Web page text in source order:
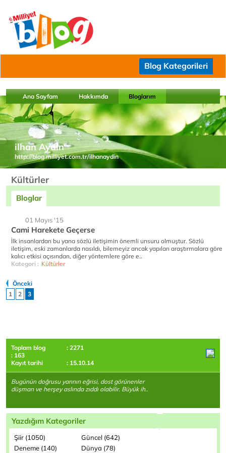
Blog Kategorileri
Ana Sayfam Hakkımda Bloglarım
ilhan Aydın
http://blog.milliyet.com.tr/ilhanaydin
Kültürler
Bloglar
01 Mayıs '15
Cami Harekete Geçerse
İlk insanlardan bu yana sözlü iletişimin önemli unsuru olmuştur. Sözlü
iletişim, eski zamanlarda nasıldı, bilemeyiz ancak yapılan araştırmalara göre
kalıcı etkisi açısından, diğer yöntemlere göre e..
Kategori : Kültürler
Önceki
1
2 3
Toplam blog
: 2271
: 163
Kayıt tarihi
: 15.10.14
Bugünün doğrusu yarının eğrisi, dost görünenler
düşman ve herşey aslında zıddı olabilir. Büyük ih..
Yazdığım Kategoriler
Şiir (1050)
Güncel (642)
Deneme (140)
Dünya (78)